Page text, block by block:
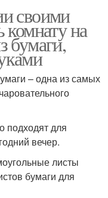
своими
комнату на
бумаги,
– одна из самых
подходят для
вечер.
листы
бумаги для